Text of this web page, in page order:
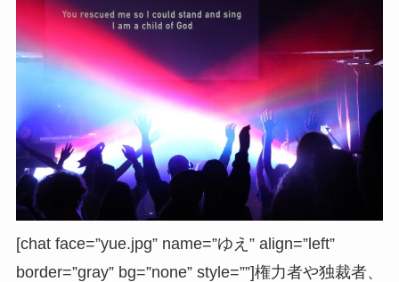
[chat face=”yue.jpg” name=”ゆえ” align=”left”
border=”gray” bg=”none” style=””]権力者や独裁者、